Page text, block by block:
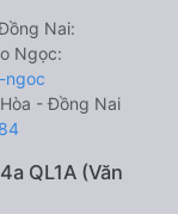
Nai:
Ngọc:
ngoc
- Đồng Nai
QL1A (Văn